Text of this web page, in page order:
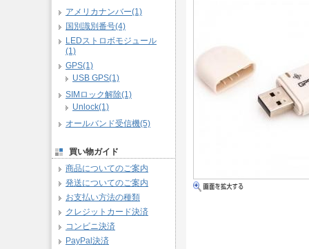
アメリカナンバー(1)
国別識別番号(4)
LEDストロボモジュール
(1)
GPS(1)
USB GPS(1)
SIMロック解除(1)
Unlock(1)
オールバンド受信機(5)
買い物ガイド
商品についてのご案内
発送についてのご案内
お支払い方法の種類
クレジットカード決済
コンビニ決済
PayPal決済